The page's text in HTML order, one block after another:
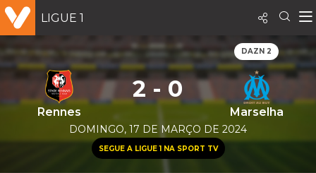
LIGUE 1
DAZN 2
Rennes
2 - 0
Marselha
DOMINGO, 17 DE MARÇO DE 2024
SEGUE A LIGUE 1 NA SPORT TV